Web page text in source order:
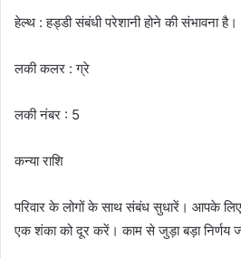
हेल्थ : हड्डी संबंधी परेशानी होने की संभावना है।
लकी कलर : ग्रे
लकी नंबर : 5
कन्या राशि
परिवार के लोगों के साथ संबंध सुधारें। आपके लिए
एक शंका को दूर करें। काम से जुड़ा बड़ा निर्णय